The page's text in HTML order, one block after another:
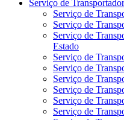
Serviço de
Serviço de
Serviço de
Serviço de
Estado
Serviço de
Serviço de
Serviço de
Serviço de
Serviço de
Serviço de